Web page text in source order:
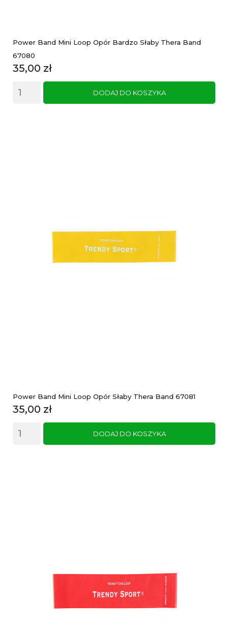
Power Band Mini Loop Opór Bardzo Słaby Thera Band
67080
Cena
35,00 zł
DODAJ DO KOSZYKA
Power Band Mini Loop Opór Słaby Thera Band 67081
Cena
35,00 zł
DODAJ DO KOSZYKA